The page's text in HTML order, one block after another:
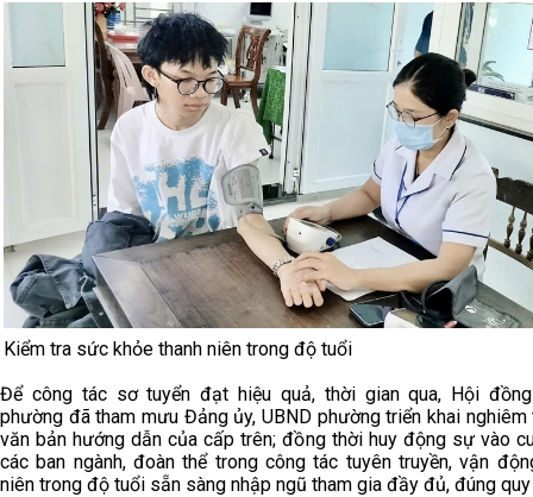
Kiểm tra sức khỏe thanh niên trong độ tuổi
Để công tác sơ tuyển đạt hiệu quả, thời gian qua, Hội đồng
phường đã tham mưu Đảng ủy, UBND phường triển khai nghiêm
văn bản hướng dẫn của cấp trên; đồng thời huy động sự vào
các ban ngành, đoàn thể trong công tác tuyên truyền, vận
niên trong độ tuổi sẵn sàng nhập ngũ tham gia đầy đủ, đúng